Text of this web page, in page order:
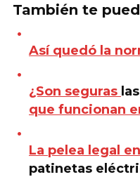
También te
Así quedó la
¿Son seguras
que funcionan
La pelea legal
patinetas